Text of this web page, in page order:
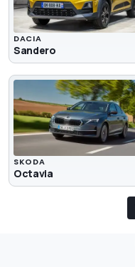
DACIA
Sandero
SKODA
Octavia